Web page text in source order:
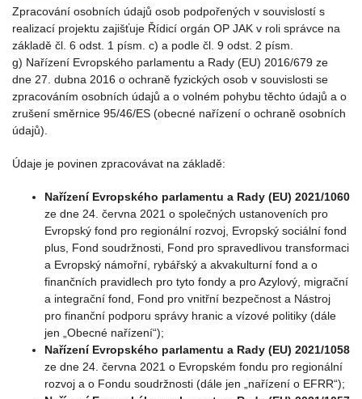
Zpracování osobních údajů osob podpořených v souvislostí s
realizací projektu zajišťuje Řídicí orgán OP JAK v roli správce na
základě čl. 6 odst. 1 písm. c) a podle čl. 9 odst. 2 písm.
g) Nařízení Evropského parlamentu a Rady (EU) 2016/679 ze
dne 27. dubna 2016 o ochraně fyzických osob v souvislosti se
zpracováním osobních údajů a o volném pohybu těchto údajů a o
zrušení směrnice 95/46/ES (obecné nařízení o ochraně osobních
údajů).
Údaje je povinen zpracovávat na základě:
Nařízení Evropského parlamentu a Rady (EU) 2021/1060
ze dne 24. června 2021 o společných ustanoveních pro
Evropský fond pro regionální rozvoj, Evropský sociální fond
plus, Fond soudržnosti, Fond pro spravedlivou transformaci
a Evropský námořní, rybářský a akvakulturní fond a o
finančních pravidlech pro tyto fondy a pro Azylový, migrační
a integrační fond, Fond pro vnitřní bezpečnost a Nástroj
pro finanční podporu správy hranic a vízové politiky (dále
jen „Obecné nařízení“);
Nařízení Evropského parlamentu a Rady (EU) 2021/1058
ze dne 24. června 2021 o Evropském fondu pro regionální
rozvoj a o Fondu soudržnosti (dále jen „nařízení o EFRR“);